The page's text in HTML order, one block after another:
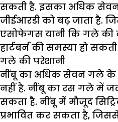
सकती है. इसका अधिक
जीईआरडी को बढ़ जाता है.
एसोफेगस यानी कि गले की
हार्टबर्न की समस्या हो
गले की परेशानी
नींबू का अधिक सेवन गले के
नहीं है. नींबू का रस गले में
सकता है. नींबू में मौजूद
प्रभावित कर सकता है,